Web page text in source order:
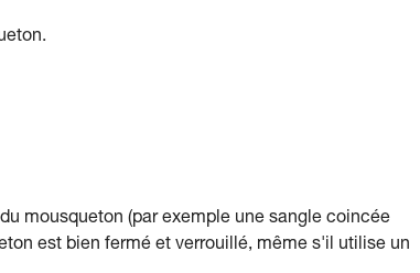
mousqueton (par exemple une sangle coincée
est bien fermé et verrouillé, même s'il utilise un